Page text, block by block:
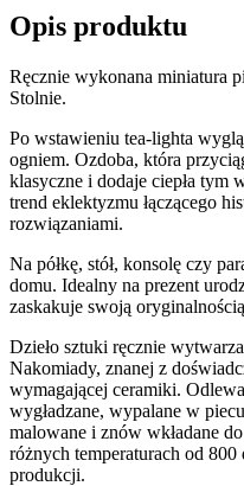
Opis produktu
Ręcznie wykonana miniatura
Stolnie.
Po wstawieniu tea-lighta
ogniem. Ozdoba, która
klasyczne i dodaje ciepła tym
trend eklektyzmu łączącego
rozwiązaniami.
Na półkę, stół, konsolę czy
domu. Idealny na prezent
zaskakuje swoją
Dzieło sztuki ręcznie
Nakomiady, znanej z
wymagającej ceramiki.
wygładzane, wypalane w
malowane i znów wkładane
różnych temperaturach od
produkcji.